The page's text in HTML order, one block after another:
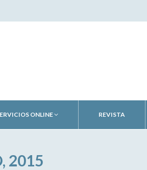
ONLINE REVISTA
2015